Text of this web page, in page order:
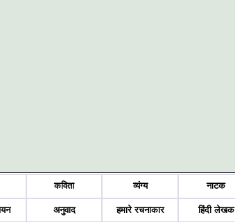
कविता व्यंग्य नाटक
अनुवाद हमारे रचनाकार हिंदी लेखक